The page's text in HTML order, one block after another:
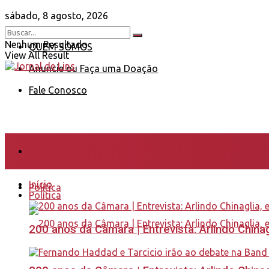
sábado, 8 agosto, 2026
QUEM SOMOS
Anuncie ou Faça uma Doação
Fale Conosco
Nenhum Resultado
View All Result
Política
Início
Política
200 anos da Câmara | Entrevista: Arlindo